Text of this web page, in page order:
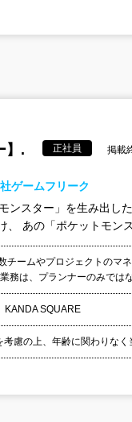
】. 正社員 掲載
ゲームフリーク
ンスター」を生み出し
あの「ポケットモン
チームやプロジェクトのマ
は、プランナーのみでは
SQUARE
慮の上、年齢に関わりなく